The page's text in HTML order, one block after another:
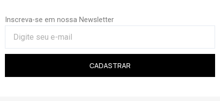
Inscreva-se em nossa Newsletter
CADASTRAR